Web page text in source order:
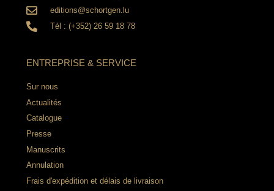
editions@schortgen.lu
Tél : (+352) 26 59 18 78
ENTREPRISE & SERVICE
Sur nous
Actualités
Catalogue
Presse
Manuscrits
Annulation
Frais d'expédition et délais de livraison